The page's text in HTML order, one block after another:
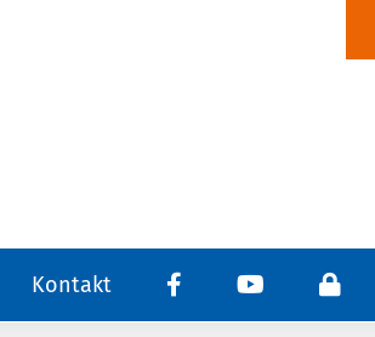
Kontakt